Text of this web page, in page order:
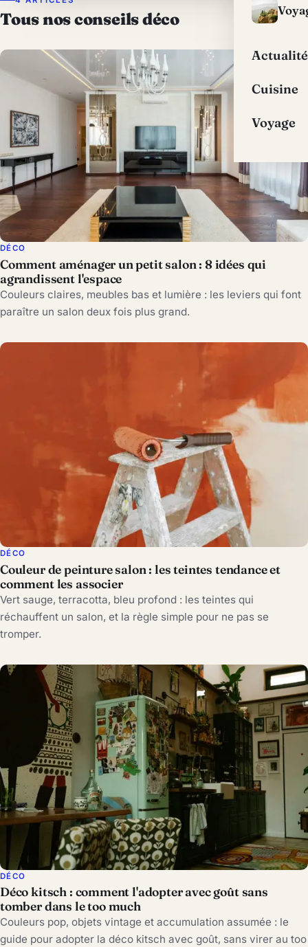
Actualité
Cuisine
Voyage
Tous nos conseils déco
DÉCO
Comment aménager un petit salon : 8 idées qui
agrandissent l'espace
Couleurs claires, meubles bas et lumière : les leviers qui font
paraître un salon deux fois plus grand.
DÉCO
Couleur de peinture salon : les teintes tendance et
comment les associer
Vert sauge, terracotta, bleu profond : les teintes qui
réchauffent un salon, et la règle simple pour ne pas se
tromper.
DÉCO
Déco kitsch : comment l'adopter avec goût sans
tomber dans le too much
Couleurs pop, objets vintage et accumulation assumée : le
guide pour adopter la déco kitsch avec goût, sans virer au too